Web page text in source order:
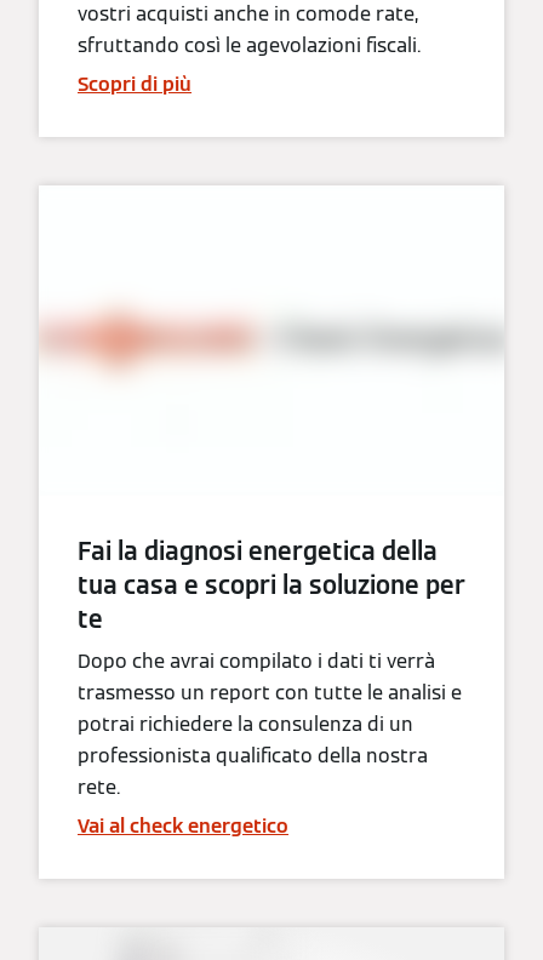
vostri acquisti anche in comode rate,
sfruttando così le agevolazioni fiscali.
Scopri di più
Fai la diagnosi energetica della
tua casa e scopri la soluzione per
te
Dopo che avrai compilato i dati ti verrà
trasmesso un report con tutte le analisi e
potrai richiedere la consulenza di un
professionista qualificato della nostra
rete.
Vai al check energetico